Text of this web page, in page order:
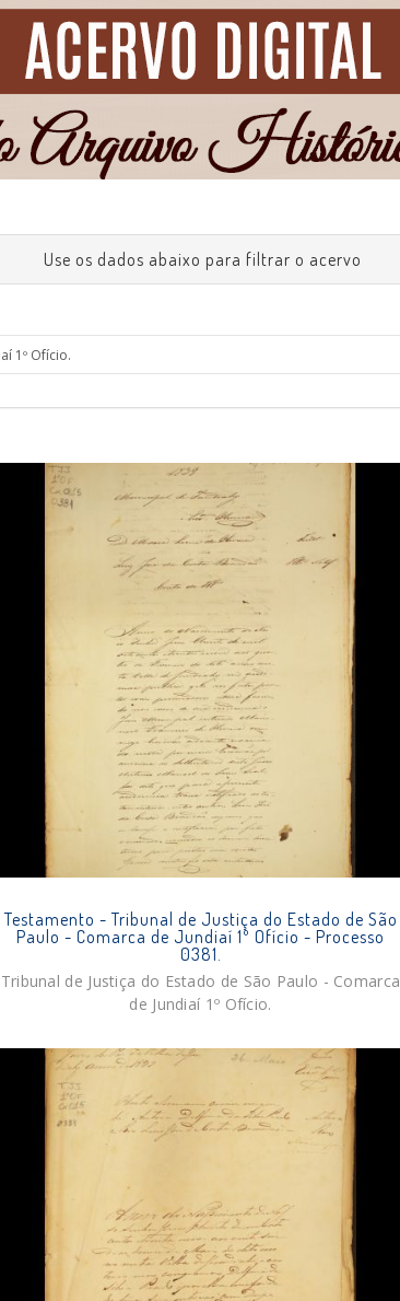
Use os dados abaixo para filtrar o acervo
Testamento - Tribunal de Justiça do Estado de São
Paulo - Comarca de Jundiaí 1º Ofício - Processo
0381.
Tribunal de Justiça do Estado de São Paulo - Comarca
de Jundiaí 1º Ofício.